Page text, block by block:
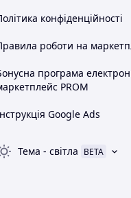
конфіденційності
роботи на
програма
PROM
Google Ads
Тема - світла BETA